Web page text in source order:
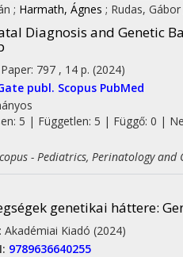
; Harmath, Ágnes ; Rudas, Gábor
Diagnosis and Genetic
Paper: 797 , 14 p. (2024)
publ. Scopus PubMed
5 | Független: 5 | Függő: 0 |
- Pediatrics, Perinatology
genetikai háttere:
Akadémiai Kiadó (2024)
9789636640255